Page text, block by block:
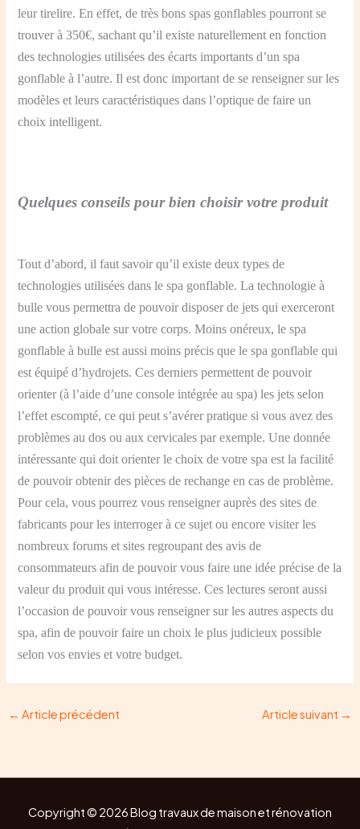
leur tirelire. En effet, de très bons spas gonflables pourront se
trouver à 350€, sachant qu’il existe naturellement en fonction
des technologies utilisées des écarts importants d’un spa
gonflable à l’autre. Il est donc important de se renseigner sur les
modèles et leurs caractéristiques dans l’optique de faire un
choix intelligent.
Quelques conseils pour bien choisir votre produit
Tout d’abord, il faut savoir qu’il existe deux types de
technologies utilisées dans le spa gonflable. La technologie à
bulle vous permettra de pouvoir disposer de jets qui exerceront
une action globale sur votre corps. Moins onéreux, le spa
gonflable à bulle est aussi moins précis que le spa gonflable qui
est équipé d’hydrojets. Ces derniers permettent de pouvoir
orienter (à l’aide d’une console intégrée au spa) les jets selon
l’effet escompté, ce qui peut s’avérer pratique si vous avez des
problèmes au dos ou aux cervicales par exemple. Une donnée
intéressante qui doit orienter le choix de votre spa est la facilité
de pouvoir obtenir des pièces de rechange en cas de problème.
Pour cela, vous pourrez vous renseigner auprès des sites de
fabricants pour les interroger à ce sujet ou encore visiter les
nombreux forums et sites regroupant des avis de
consommateurs afin de pouvoir vous faire une idée précise de la
valeur du produit qui vous intéresse. Ces lectures seront aussi
l’occasion de pouvoir vous renseigner sur les autres aspects du
spa, afin de pouvoir faire un choix le plus judicieux possible
selon vos envies et votre budget.
← Article précédent Article suivant →
Copyright © 2026 Blog travaux de maison et rénovation